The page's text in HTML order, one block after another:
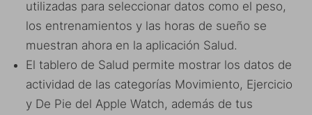
utilizadas para seleccionar datos como el peso,
los entrenamientos y las horas de sueño se
muestran ahora en la aplicación Salud.
El tablero de Salud permite mostrar los datos de
actividad de las categorías Movimiento, Ejercicio
y De Pie del Apple Watch, además de tus